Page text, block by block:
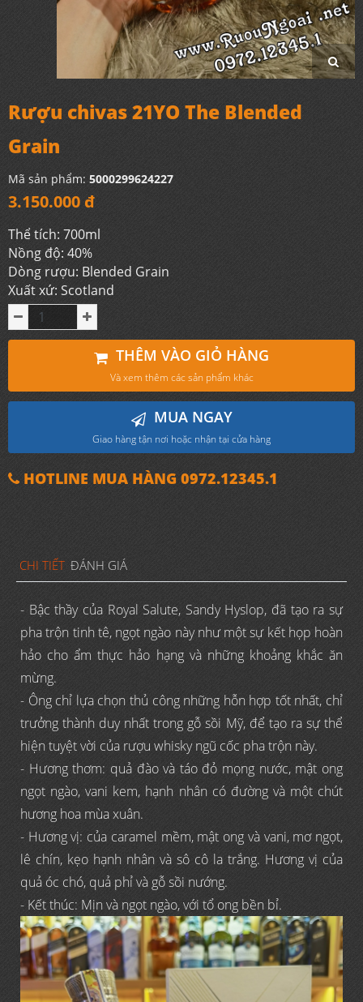
Rượu chivas 21YO The Blended
Grain
Mã sản phẩm: 5000299624227
3.150.000 đ
Thể tích: 700ml
Nồng độ: 40%
Dòng rượu: Blended Grain
Xuất xứ: Scotland
THÊM VÀO GIỎ HÀNG
Và xem thêm các sản phẩm khác
MUA NGAY
Giao hàng tận nơi hoặc nhận tại cửa hàng
HOTLINE MUA HÀNG 0972.12345.1
CHI TIẾT ĐÁNH GIÁ
- Bậc thầy của Royal Salute, Sandy Hyslop, đã tạo ra sự
pha trộn tinh tê, ngọt ngào này như một sự kết họp hoàn
hảo cho ẩm thực hảo hạng và những khoảng khắc ăn
mừng.
- Ông chỉ lựa chọn thủ công những hỗn hợp tốt nhất, chỉ
trưởng thành duy nhất trong gỗ sồi Mỹ, để tạo ra sự thể
hiện tuyệt vời của rượu whisky ngũ cốc pha trộn này.
- Hương thơm: quả đào và táo đỏ mọng nước, mật ong
ngọt ngào, vani kem, hạnh nhân có đường và một chút
hương hoa mùa xuân.
- Hương vị: của caramel mềm, mật ong và vani, mơ ngọt,
lê chín, kẹo hạnh nhân và sô cô la trắng. Hương vị của
quả óc chó, quả phỉ và gỗ sồi nướng.
- Kết thúc: Mịn và ngọt ngào, với tổ ong bền bỉ.